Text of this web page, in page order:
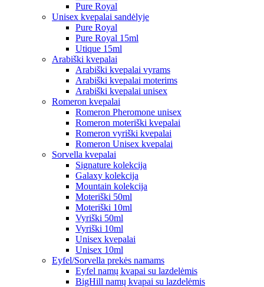
Pure Royal
Unisex kvepalai sandėlyje
Pure Royal
Pure Royal 15ml
Utique 15ml
Arabiški kvepalai
Arabiški kvepalai vyrams
Arabiški kvepalai moterims
Arabiški kvepalai unisex
Romeron kvepalai
Romeron Pheromone unisex
Romeron moteriški kvepalai
Romeron vyriški kvepalai
Romeron Unisex kvepalai
Sorvella kvepalai
Signature kolekcija
Galaxy kolekcija
Mountain kolekcija
Moteriški 50ml
Moteriški 10ml
Vyriški 50ml
Vyriški 10ml
Unisex kvepalai
Unisex 10ml
Eyfel/Sorvella prekės namams
Eyfel namų kvapai su lazdelėmis
BigHill namų kvapai su lazdelėmis